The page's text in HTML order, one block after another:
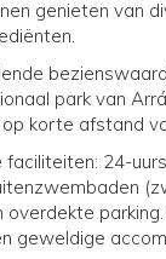
genieten van
park van
korte afstand
24-
geweldige